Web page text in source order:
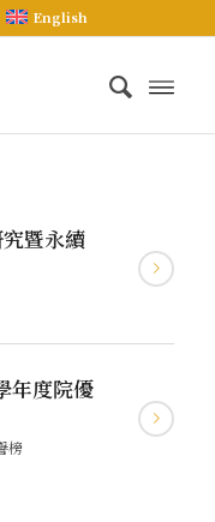
English
暨永續
年度院優
榜